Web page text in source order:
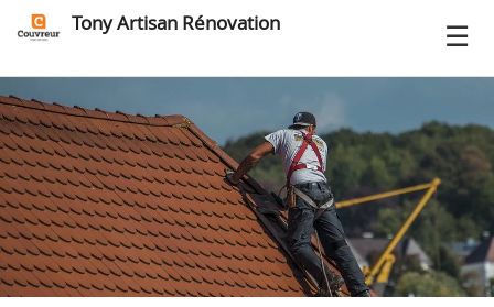
Tony Artisan Rénovation